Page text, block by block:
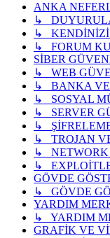
ANKA
↳
↳ KENDİNİZİ
↳ FORUM
SİBER
↳ WEB
↳ BANKA VE
↳ SOSYAL
↳ SERVER
↳
↳ TROJAN
↳ NETWORK
↳
GÖVDE
↳ GÖVDE
YARDIM
↳ YARDIM
GRAFİK VE